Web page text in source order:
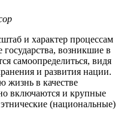
и характер процессам
возникшие в
самоопределиться, видя
и развития нации.
жизнь в качестве
включаются и крупные
(национальные)